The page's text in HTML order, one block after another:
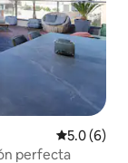
5.0 (6)
perfecta